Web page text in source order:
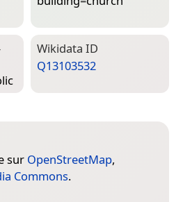
Wiki­data ID
Q13103532
sur OpenStreetMap,
Commons.